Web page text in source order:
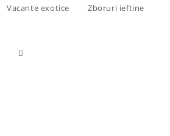
Vacante exotice Zboruri ieftine
Toggle